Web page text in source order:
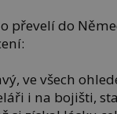
převelí do
ve všech
i na bojišti,